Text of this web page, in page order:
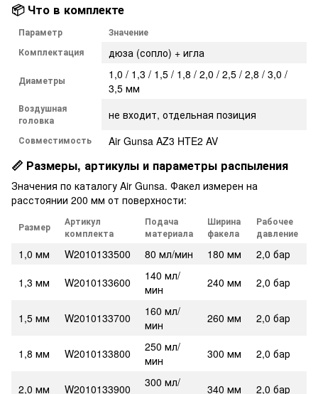
📦 Что в комплекте
Параметр
Значение
Комплектация
дюза (сопло) + игла
Диаметры
1,0 / 1,3 / 1,5 / 1,8 / 2,0 / 2,5 / 2,8 / 3,0 /
3,5 мм
Воздушная
головка
не входит, отдельная позиция
Совместимость Air Gunsa AZ3 HTE2 AV
📏 Размеры, артикулы и параметры распыления
Значения по каталогу Air Gunsa. Факел измерен на
расстоянии 200 мм от поверхности:
Размер
Артикул
комплекта
Подача
материала
Ширина
факела
Рабочее
давление
1,0 мм W2010133500 80 мл/мин 180 мм
2,0 бар
1,3 мм
W2010133600
140 мл/
мин
240 мм 2,0 бар
1,5 мм W2010133700
160 мл/
мин
260 мм 2,0 бар
1,8 мм W2010133800
250 мл/
мин
300 мм 2,0 бар
2,0 мм W2010133900
300 мл/
340 мм 2,0 бар